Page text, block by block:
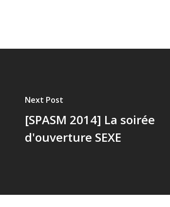
Next Post
[SPASM 2014] La soirée
d'ouverture SEXE